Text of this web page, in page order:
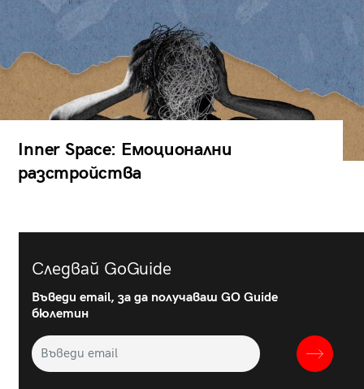
Inner Space: Емоционални
разстройства
Следвай GoGuide
Въведи email, за да получаваш GO Guide
бюлетин